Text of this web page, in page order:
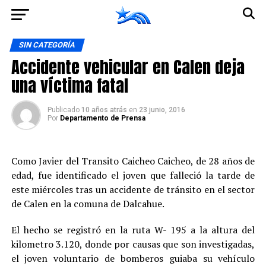
SIN CATEGORÍA
Accidente vehicular en Calen deja
una víctima fatal
Publicado 10 años atrás en 23 junio, 2016
Por Departamento de Prensa
Como Javier del Transito Caicheo Caicheo, de 28 años de
edad, fue identificado el joven que falleció la tarde de
este miércoles tras un accidente de tránsito en el sector
de Calen en la comuna de Dalcahue.
El hecho se registró en la ruta W- 195 a la altura del
kilometro 3.120, donde por causas que son investigadas,
el joven voluntario de bomberos guiaba su vehículo
Ir a la versión móvil